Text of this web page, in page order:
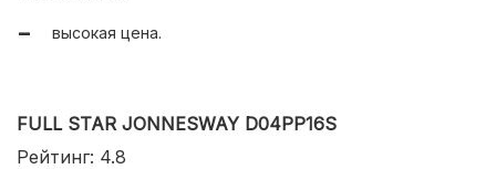
высокая цена.
FULL STAR JONNESWAY D04PP16S
Рейтинг: 4.8